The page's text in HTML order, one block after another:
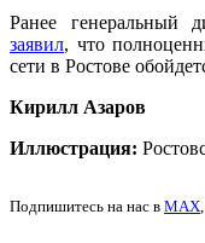
Ранее генеральный
заявил, что
сети в Ростове
Кирилл Азаров
Иллюстрация:
Подпишитесь на нас в MAX,